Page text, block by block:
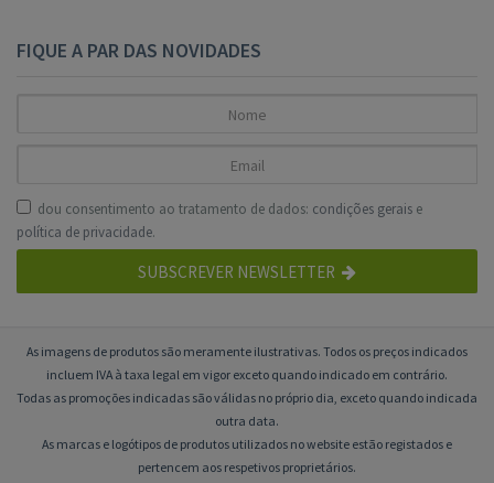
FIQUE A PAR DAS NOVIDADES
dou consentimento ao tratamento de dados: condições gerais e
política de privacidade.
SUBSCREVER NEWSLETTER
As imagens de produtos são meramente ilustrativas. Todos os preços indicados
incluem IVA à taxa legal em vigor exceto quando indicado em contrário.
Todas as promoções indicadas são válidas no próprio dia, exceto quando indicada
outra data.
As marcas e logótipos de produtos utilizados no website estão registados e
pertencem aos respetivos proprietários.